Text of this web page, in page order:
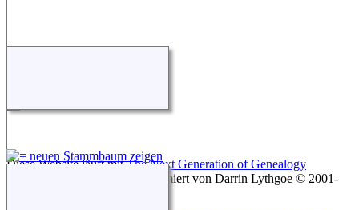
Diese Website läuft mitThe Next Generation of Genealogy
v. 15.0.3, programmiert von Darrin Lythgoe © 2001-